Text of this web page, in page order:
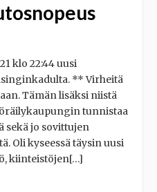
klo 22:44 uusi
** Virheitä
Tämän lisäksi niistä
tunnistaa
sekä jo sovittujen
Oli kyseessä täysin uusi
kiinteistöjen[…]